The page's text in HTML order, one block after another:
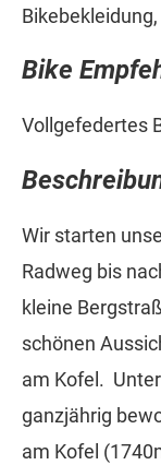
Bike
Vollgefedertes
Wir starten
Radweg bis
kleine
schönen
am Kofel.
ganzjährig
am Kofel